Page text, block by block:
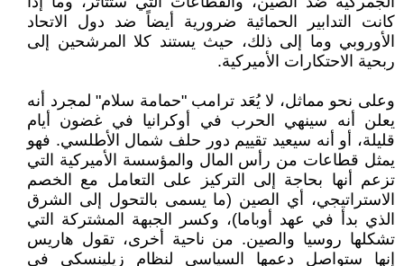
كانت التدابير الحمائية ضرورية أيضاً ضد دول الاتحاد
الأوروبي وما إلى ذلك، حيث يستند كلا المرشحين إلى
ربحية الاحتكارات الأميركية.
وعلى نحو مماثل، لا يُعَد ترامب "حمامة سلام" لمجرد أنه
يعلن أنه سينهي الحرب في أوكرانيا في غضون أيام
قليلة، أو أنه سيعيد تقييم دور حلف شمال الأطلسي. فهو
يمثل قطاعات من رأس المال والمؤسسة الأميركية التي
تزعم أنها بحاجة إلى التركيز على التعامل مع الخصم
الاستراتيجي، أي الصين (ما يسمى بالتحول إلى الشرق
الذي بدأ في عهد أوباما)، وكسر الجبهة المشتركة التي
تشكلها روسيا والصين. من ناحية أخرى، تقول هاريس
إنها ستواصل دعمها السياسي لنظام زيلينسكي في